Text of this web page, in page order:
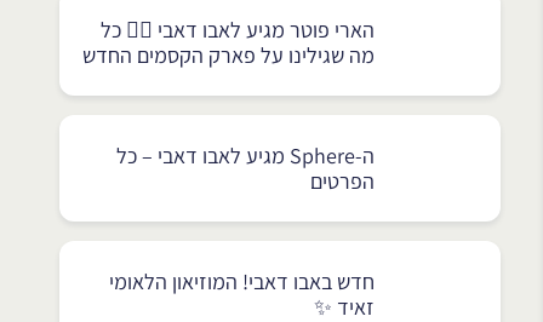
הארי פוטר מגיע לאבו דאבי 🧙‍♂️ כל
מה שגילינו על פארק הקסמים החדש
ה-Sphere מגיע לאבו דאבי – כל
הפרטים
חדש באבו דאבי! המוזיאון הלאומי
זאיד ✨